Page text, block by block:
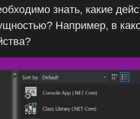
знать, какие
Например, в